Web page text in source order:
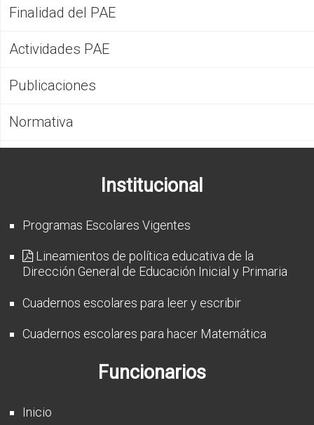
ATD
Documentos
CFP
Finalidad del PAE
Actividades PAE
Publicaciones
Normativa
Institucional
Programas Escolares Vigentes
Lineamientos de política educativa de la
Dirección General de Educación Inicial y Primaria
Cuadernos escolares para leer y escribir
Cuadernos escolares para hacer Matemática
Funcionarios
Inicio